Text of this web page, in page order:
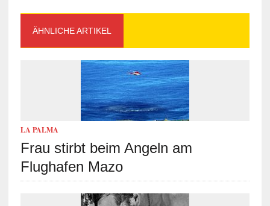
ÄHNLICHE ARTIKEL
LA PALMA
Frau stirbt beim Angeln am
Flughafen Mazo